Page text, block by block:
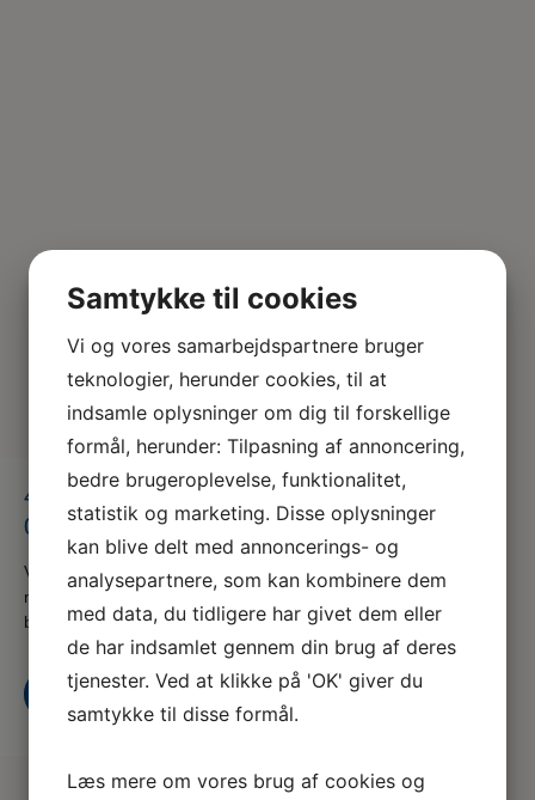
419303603_1134131900913781_85642
027275885128_n – Kopi – Kopi
Vi er en del af serviceforbundet og er til for at hjælpe dig
når du er i tvivl, skal skal godt videre eller søger nyt,
både som din fagforening og A-kasse
Kontakt os Bliv medlem i dag
Samtykke til cookies
Vi og vores samarbejdspartnere bruger
teknologier, herunder cookies, til at
indsamle oplysninger om dig til forskellige
formål, herunder: Tilpasning af annoncering,
bedre brugeroplevelse, funktionalitet,
statistik og marketing. Disse oplysninger
kan blive delt med annoncerings- og
analysepartnere, som kan kombinere dem
med data, du tidligere har givet dem eller
de har indsamlet gennem din brug af deres
tjenester. Ved at klikke på 'OK' giver du
samtykke til disse formål.
Læs mere om vores brug af cookies og